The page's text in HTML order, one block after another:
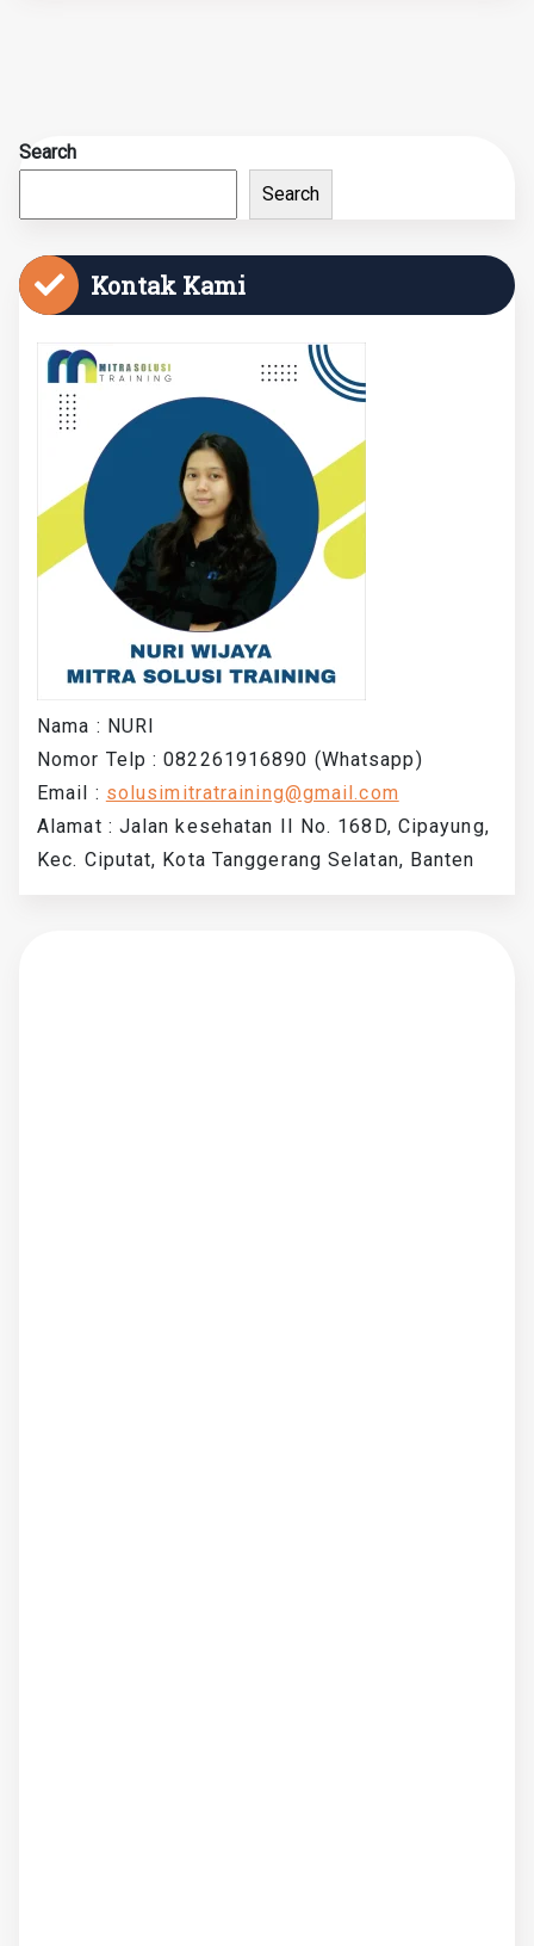
Search
Search
Kontak Kami
Nama : NURI
Nomor Telp : 082261916890 (Whatsapp)
Email : solusimitratraining@gmail.com
Alamat : Jalan kesehatan II No. 168D, Cipayung,
Kec. Ciputat, Kota Tanggerang Selatan, Banten